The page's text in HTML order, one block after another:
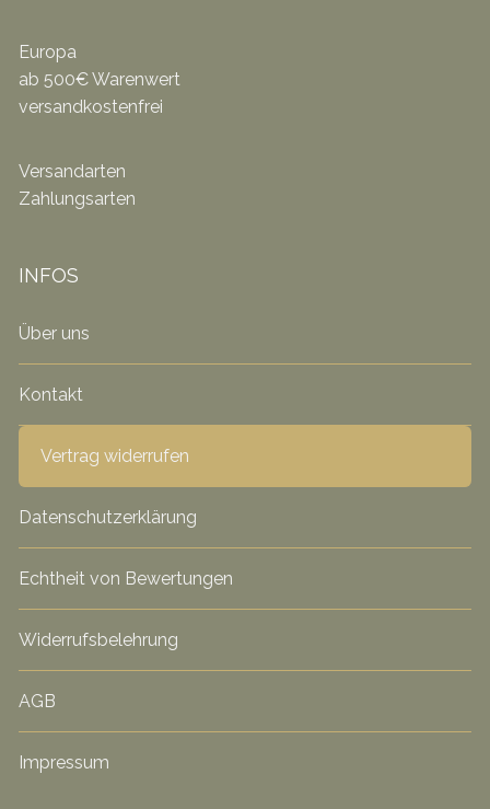
Europa
ab 500€ Warenwert
versandkostenfrei
Versandarten
Zahlungsarten
INFOS
Über uns
Kontakt
Vertrag widerrufen
Datenschutzerklärung
Echtheit von Bewertungen
Widerrufsbelehrung
AGB
Impressum